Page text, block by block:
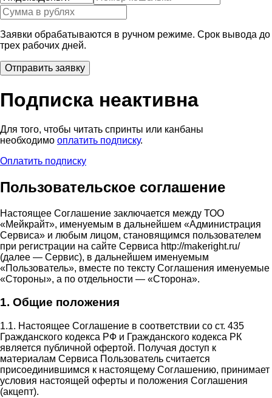
Заявки обрабатываются в ручном режиме. Срок вывода до
трех рабочих дней.
Подписка неактивна
Для того, чтобы читать спринты или канбаны
необходимо оплатить подписку.
Оплатить подписку
Пользовательское соглашение
Настоящее Соглашение заключается между ТОО
«Мейкрайт», именуемым в дальнейшем «Администрация
Сервиса» и любым лицом, становящимся пользователем
при регистрации на сайте Сервиса http://makeright.ru/
(далее — Сервис), в дальнейшем именуемым
«Пользователь», вместе по тексту Соглашения именуемые
«Стороны», а по отдельности — «Сторона».
1. Общие положения
1.1. Настоящее Соглашение в соответствии со ст. 435
Гражданского кодекса РФ и Гражданского кодекса РК
является публичной офертой. Получая доступ к
материалам Сервиса Пользователь считается
присоединившимся к настоящему Соглашению, принимает
условия настоящей оферты и положения Соглашения
(акцепт).